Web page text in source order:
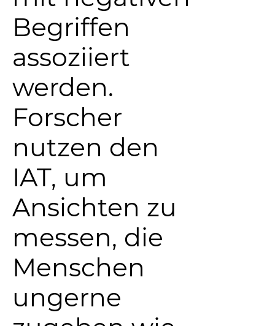
Begriffen
assoziiert
werden.
Forscher
nutzen den
IAT, um
Ansichten zu
messen, die
Menschen
ungerne